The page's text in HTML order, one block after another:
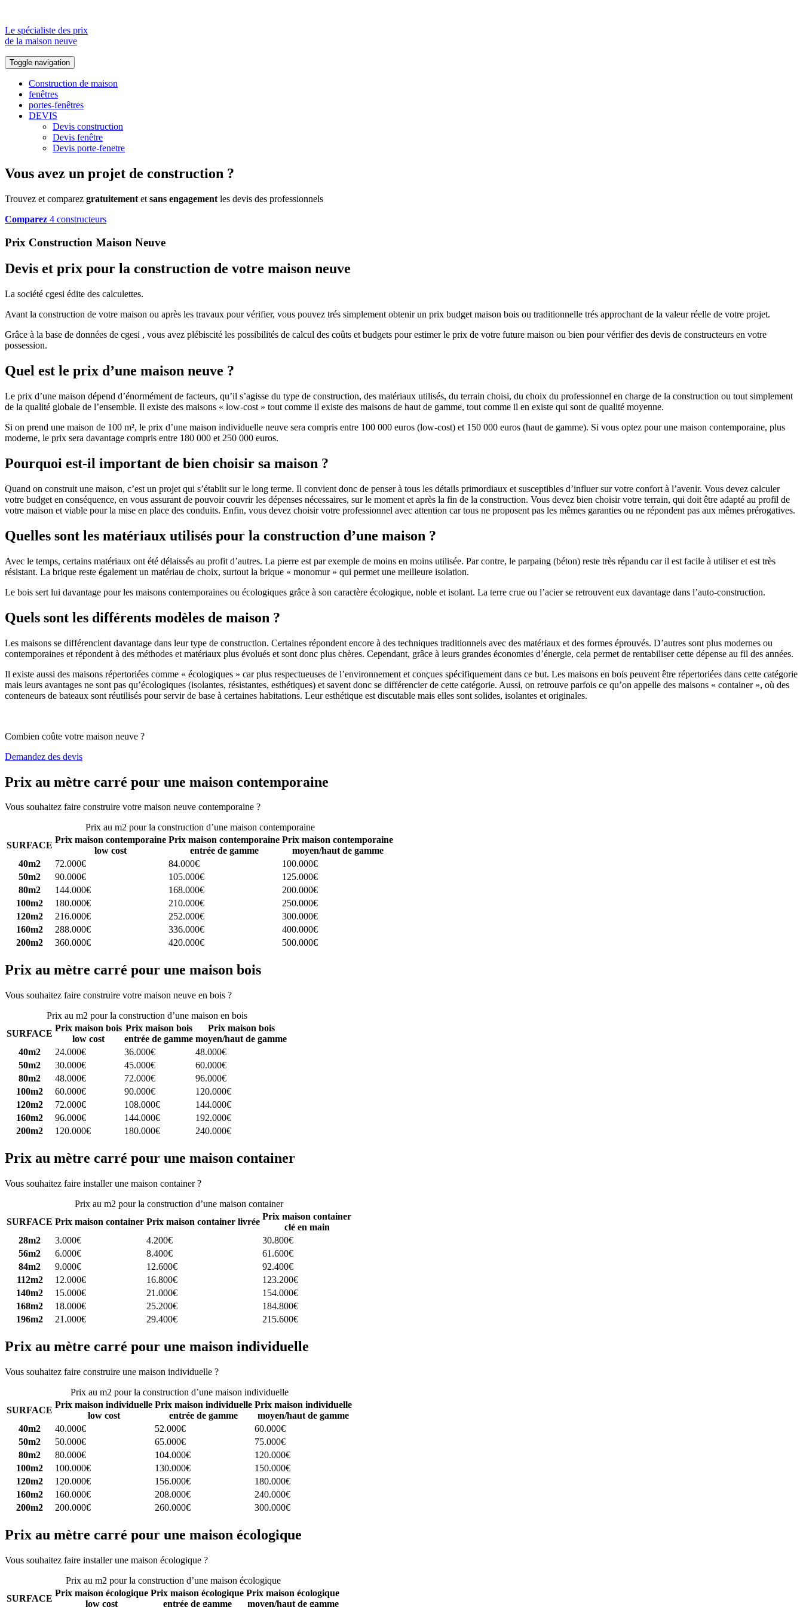
Le spécialiste des prix
de la maison neuve
Toggle navigation
Construction de maison
fenêtres
portes-fenêtres
DEVIS
Devis construction
Devis fenêtre
Devis porte-fenetre
Vous avez un projet de construction ?
Trouvez et comparez gratuitement et sans engagement les devis des professionnels
Comparez 4 constructeurs
Prix Construction Maison Neuve
Devis et prix pour la construction de votre maison neuve
La société cgesi édite des calculettes.
Avant la construction de votre maison ou après les travaux pour vérifier, vous pouvez trés simplement obtenir un prix budget maison bois ou traditionnelle trés approchant de la valeur réelle de votre projet.
Grâce à la base de données de cgesi , vous avez plébiscité les possibilités de calcul des coûts et budgets pour estimer le prix de votre future maison ou bien pour vérifier des devis de constructeurs en votre
possession.
Quel est le prix d’une maison neuve ?
Le prix d’une maison dépend d’énormément de facteurs, qu’il s’agisse du type de construction, des matériaux utilisés, du terrain choisi, du choix du professionnel en charge de la construction ou tout simplement
de la qualité globale de l’ensemble. Il existe des maisons « low-cost » tout comme il existe des maisons de haut de gamme, tout comme il en existe qui sont de qualité moyenne.
Si on prend une maison de 100 m², le prix d’une maison individuelle neuve sera compris entre 100 000 euros (low-cost) et 150 000 euros (haut de gamme). Si vous optez pour une maison contemporaine, plus
moderne, le prix sera davantage compris entre 180 000 et 250 000 euros.
Pourquoi est-il important de bien choisir sa maison ?
Quand on construit une maison, c’est un projet qui s’établit sur le long terme. Il convient donc de penser à tous les détails primordiaux et susceptibles d’influer sur votre confort à l’avenir. Vous devez calculer
votre budget en conséquence, en vous assurant de pouvoir couvrir les dépenses nécessaires, sur le moment et après la fin de la construction. Vous devez bien choisir votre terrain, qui doit être adapté au profil de
votre maison et viable pour la mise en place des conduits. Enfin, vous devez choisir votre professionnel avec attention car tous ne proposent pas les mêmes garanties ou ne répondent pas aux mêmes prérogatives.
Quelles sont les matériaux utilisés pour la construction d’une maison ?
Avec le temps, certains matériaux ont été délaissés au profit d’autres. La pierre est par exemple de moins en moins utilisée. Par contre, le parpaing (béton) reste très répandu car il est facile à utiliser et est très
résistant. La brique reste également un matériau de choix, surtout la brique « monomur » qui permet une meilleure isolation.
Le bois sert lui davantage pour les maisons contemporaines ou écologiques grâce à son caractère écologique, noble et isolant. La terre crue ou l’acier se retrouvent eux davantage dans l’auto-construction.
Quels sont les différents modèles de maison ?
Les maisons se différencient davantage dans leur type de construction. Certaines répondent encore à des techniques traditionnels avec des matériaux et des formes éprouvés. D’autres sont plus modernes ou
contemporaines et répondent à des méthodes et matériaux plus évolués et sont donc plus chères. Cependant, grâce à leurs grandes économies d’énergie, cela permet de rentabiliser cette dépense au fil des années.
Il existe aussi des maisons répertoriées comme « écologiques » car plus respectueuses de l’environnement et conçues spécifiquement dans ce but. Les maisons en bois peuvent être répertoriées dans cette catégorie
mais leurs avantages ne sont pas qu’écologiques (isolantes, résistantes, esthétiques) et savent donc se différencier de cette catégorie. Aussi, on retrouve parfois ce qu’on appelle des maisons « container », où des
conteneurs de bateaux sont réutilisés pour servir de base à certaines habitations. Leur esthétique est discutable mais elles sont solides, isolantes et originales.
Combien coûte votre maison neuve ?
Demandez des devis
Prix au mètre carré pour une maison contemporaine
Vous souhaitez faire construire votre maison neuve contemporaine ?
Prix au m2 pour la construction d’une maison contemporaine
SURFACE
Prix maison contemporaine
low cost
Prix maison contemporaine
entrée de gamme
Prix maison contemporaine
moyen/haut de gamme
40m2
72.000€ 84.000€
100.000€
50m2
90.000€ 105.000€
125.000€
80m2
144.000€ 168.000€
200.000€
100m2
180.000€ 210.000€
250.000€
120m2
216.000€ 252.000€
300.000€
160m2
288.000€ 336.000€
400.000€
200m2
360.000€ 420.000€ 500.000€
Prix au mètre carré pour une maison bois
Vous souhaitez faire construire votre maison neuve en bois ?
Prix au m2 pour la construction d’une maison en bois
SURFACE
Prix maison bois
low cost
Prix maison bois
entrée de gamme
Prix maison bois
moyen/haut de gamme
40m2
24.000€ 36.000€
48.000€
50m2
30.000€ 45.000€
60.000€
80m2
48.000€ 72.000€
96.000€
100m2
60.000€ 90.000€
120.000€
120m2
72.000€ 108.000€
144.000€
160m2
96.000€ 144.000€
192.000€
200m2
120.000€ 180.000€ 240.000€
Prix au mètre carré pour une maison container
Vous souhaitez faire installer une maison container ?
Prix au m2 pour la construction d’une maison container
SURFACE Prix maison container Prix maison container livrée
Prix maison container
clé en main
28m2
3.000€ 4.200€
30.800€
56m2
6.000€ 8.400€
61.600€
84m2
9.000€ 12.600€
92.400€
112m2
12.000€ 16.800€
123.200€
140m2
15.000€ 21.000€
154.000€
168m2
18.000€ 25.200€
184.800€
196m2
21.000€ 29.400€ 215.600€
Prix au mètre carré pour une maison individuelle
Vous souhaitez faire construire une maison individuelle ?
Prix au m2 pour la construction d’une maison individuelle
SURFACE
Prix maison individuelle
low cost
Prix maison individuelle
entrée de gamme
Prix maison individuelle
moyen/haut de gamme
40m2
40.000€ 52.000€
60.000€
50m2
50.000€ 65.000€
75.000€
80m2
80.000€ 104.000€
120.000€
100m2
100.000€ 130.000€
150.000€
120m2
120.000€ 156.000€
180.000€
160m2
160.000€ 208.000€
240.000€
200m2
200.000€ 260.000€ 300.000€
Prix au mètre carré pour une maison écologique
Vous souhaitez faire installer une maison écologique ?
Prix au m2 pour la construction d’une maison écologique
SURFACE
Prix maison écologique
low cost
Prix maison écologique
entrée de gamme
Prix maison écologique
moyen/haut de gamme